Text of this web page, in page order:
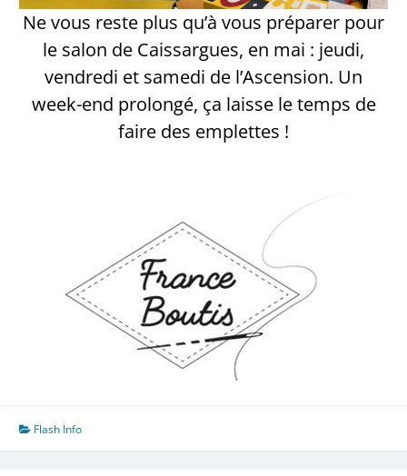
Ne vous reste plus qu’à vous préparer pour
le salon de Caissargues, en mai : jeudi,
vendredi et samedi de l’Ascension. Un
week-end prolongé, ça laisse le temps de
faire des emplettes !
Flash Info